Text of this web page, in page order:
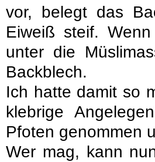
vor, belegt das
Eiweiß steif.
unter die
Backblech.
Ich hatte damit so
klebrige
Pfoten genommen
Wer mag, kann